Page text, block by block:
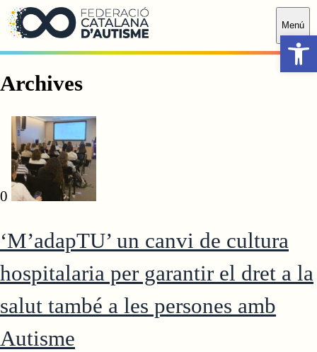
Saltar al contingut principal
Menú
Archives
0
‘M’adapTU’ un canvi de cultura
hospitalaria per garantir el dret a la
salut també a les persones amb
Autisme